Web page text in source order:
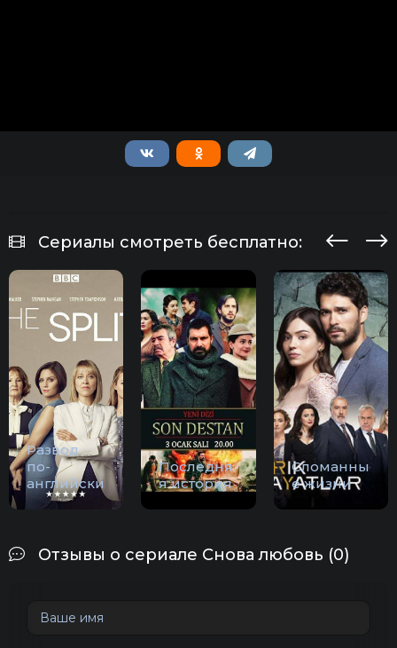
Сериалы смотреть бесплатно:
Развод
по-
английски
Последня
я история
Сломанны
е жизни
Отзывы о сериале Снова любовь (0)